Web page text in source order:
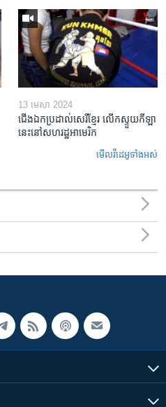
13 មេសា 2024
ជើង​ឯក​ប្រដាល់​សេរី​ខ្មែរ លើកស្ទួយ​កីឡា​
នេះ​នៅ​សហរដ្ឋ​អាមេរិក
មើល​វីដេអូ​ទាំង​អស់